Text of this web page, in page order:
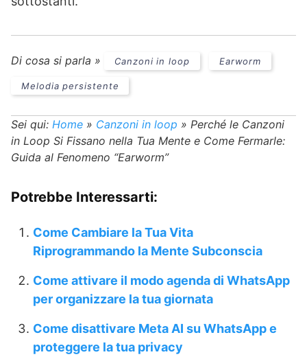
Di cosa si parla » Canzoni in loop Earworm
Melodia persistente
Sei qui: Home » Canzoni in loop » Perché le Canzoni
in Loop Si Fissano nella Tua Mente e Come Fermarle:
Guida al Fenomeno “Earworm”
Potrebbe Interessarti:
Come Cambiare la Tua Vita
Riprogrammando la Mente Subconscia
Come attivare il modo agenda di WhatsApp
per organizzare la tua giornata
Come disattivare Meta AI su WhatsApp e
proteggere la tua privacy